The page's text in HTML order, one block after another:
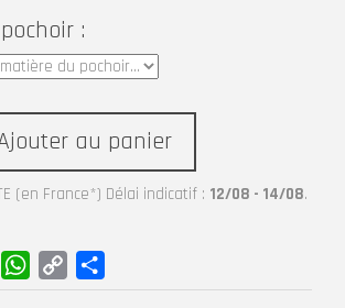
:
au panier
(en France*) Délai indicatif : 12/08 - 14/08.
PinterestWhatsApp
Copy
Link